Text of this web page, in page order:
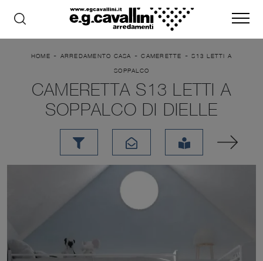
HOME - ARREDAMENTO CASA -CAMERETTE -S13 LETTI A
SOPPALCO
CAMERETTA S13 LETTI A
SOPPALCO DI DIELLE